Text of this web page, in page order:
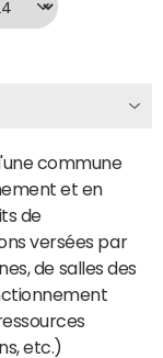
commune
et en
de
versées par
de salles des
etc.)